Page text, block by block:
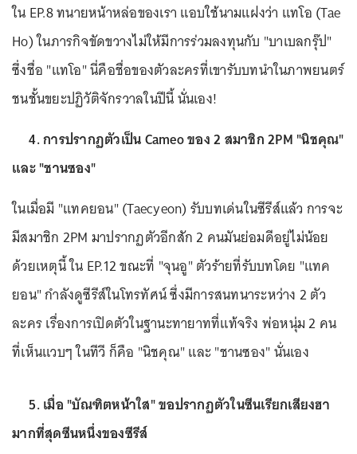
ใน EP.8 ทนายหน้าหล่อของเรา แอบใช้นามแฝงว่า แทโอ (Tae
Ho) ในภารกิจขัดขวางไม่ให้มีการร่วมลงทุนกับ "บาเบลกรุ๊ป"
ซึ่งชื่อ "แทโอ" นี่คือชื่อของตัวละครที่เขารับบทนำในภาพยนตร์
ชนชั้นขยะปฏิวัติจักรวาลในปีนี้ นั่นเอง!
4. การปรากฏตัวเป็น Cameo ของ 2 สมาชิก 2PM "นิชคุณ"
และ "ชานซอง"
ในเมื่อมี "แทคยอน" (Taecyeon) รับบทเด่นในซีรีส์แล้ว การจะ
มีสมาชิก 2PM มาปรากฏตัวอีกสัก 2 คนมันย่อมดีอยู่ไม่น้อย
ด้วยเหตุนี้ ใน EP.12 ขณะที่ "จุนอู" ตัวร้ายที่รับบทโดย "แทค
ยอน" กำลังดูซีรีส์ในโทรทัศน์ ซึ่งมีการสนทนาระหว่าง 2 ตัว
ละคร เรื่องการเปิดตัวในฐานะทายาทที่แท้จริง พ่อหนุ่ม 2 คน
ที่เห็นแวบๆ ในทีวี ก็คือ "นิชคุณ" และ "ชานซอง" นั่นเอง
5. เมื่อ "บัณฑิตหน้าใส" ขอปรากฏตัวในซีนเรียกเสียงฮา
มากที่สุดซีนหนึ่งของซีรีส์